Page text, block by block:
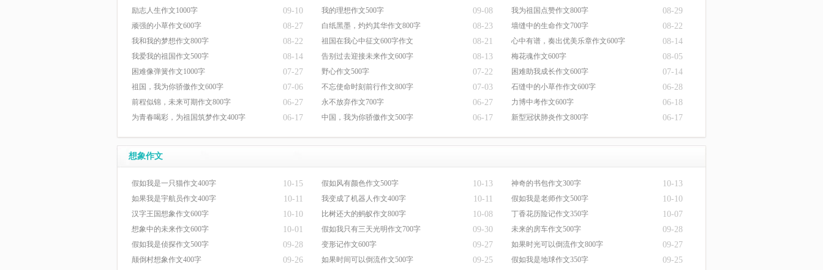
励志人生作文1000字 09-10 我的理想作文500字 09-08 我为祖国点赞作文800字 08-29
顽强的小草作文600字 08-27 白纸黑墨，灼灼其华作文800字 08-23 墙缝中的生命作文700字 08-22
我和我的梦想作文800字 08-22 祖国在我心中征文600字作文 08-21 心中有谱，奏出优美乐章作文600字 08-14
我爱我的祖国作文500字 08-14 告别过去迎接未来作文600字 08-13 梅花魂作文600字 08-05
困难像弹簧作文1000字 07-27 野心作文500字 07-22 困难助我成长作文600字 07-14
祖国，我为你骄傲作文600字 07-06 不忘使命时刻前行作文800字 07-03 石缝中的小草作作文600字 06-28
前程似锦，未来可期作文800字 06-27 永不放弃作文700字 06-27 力博中考作文600字 06-18
为青春喝彩，为祖国筑梦作文400字 06-17 中国，我为你骄傲作文500字 06-17 新型冠状肺炎作文800字 06-17
想象作文
假如我是一只猫作文400字 10-15 假如风有颜色作文500字 10-13 神奇的书包作文300字 10-13
如果我是宇航员作文400字 10-11 我变成了机器人作文400字 10-11 假如我是老师作文500字 10-10
汉字王国想象作文600字 10-10 比树还大的蚂蚁作文800字 10-08 丁香花历险记作文350字 10-07
想象中的未来作文600字 10-01 假如我只有三天光明作文700字 09-30 未来的房车作文500字 09-28
假如我是侦探作文500字 09-28 变形记作文600字 09-27 如果时光可以倒流作文800字 09-27
颠倒村想象作文400字 09-26 如果时间可以倒流作文500字 09-25 假如我是地球作文350字 09-25